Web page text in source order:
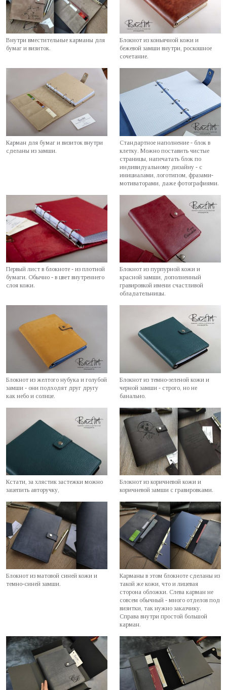
Внутри вместительные карманы для
бумаг и визиток.
Блокнот из коньячной кожи и
бежевой замши внутри, роскошное
сочетание.
Карман для бумаг и визиток внутри
сделаны из замши.
Стандартное наполнение - блок в
клетку. Можно поставить чистые
страницы, напечатать блок по
индивидуальному дизайну - с
инициалами, логотипом, фразами-
мотиваторами, даже фотографиями.
Первый лист в блокноте - из плотной
бумаги. Обычно - в цвет внутреннего
слоя кожи.
Блокнот из пурпурной кожи и
красной замши, дополненный
гравировкой имени счастливой
обладательницы.
Блокнот из желтого нубука и голубой
замши - они подходят друг другу
как небо и солнце.
Блокнот из темно-зеленой кожи и
черной замши - строго, но не
банально.
Кстати, за хлястик застежки можно
зацепить авторучку,
Блокнот из коричневой кожи и
коричневой замши с гравировками.
Блокнот из матовой синей кожи и
темно-синей замши.
Карманы в этом блокноте сделаны из
такой же кожи, что и лицевая
сторона обложки. Слева карман не
совсем обычный - много отделов под
визитки, так нужно заказчику.
Справа внутри простой большой
карман.